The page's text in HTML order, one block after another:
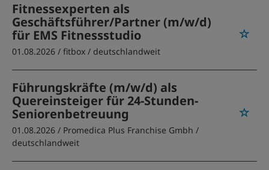
Fitnessexperten als
Geschäftsführer/Partner (m/w/d)
für EMS Fitnessstudio
01.08.2026 / fitbox / deutschlandweit
Führungskräfte (m/w/d) als
Quereinsteiger für 24-Stunden-
Seniorenbetreuung
01.08.2026 / Promedica Plus Franchise Gmbh /
deutschlandweit